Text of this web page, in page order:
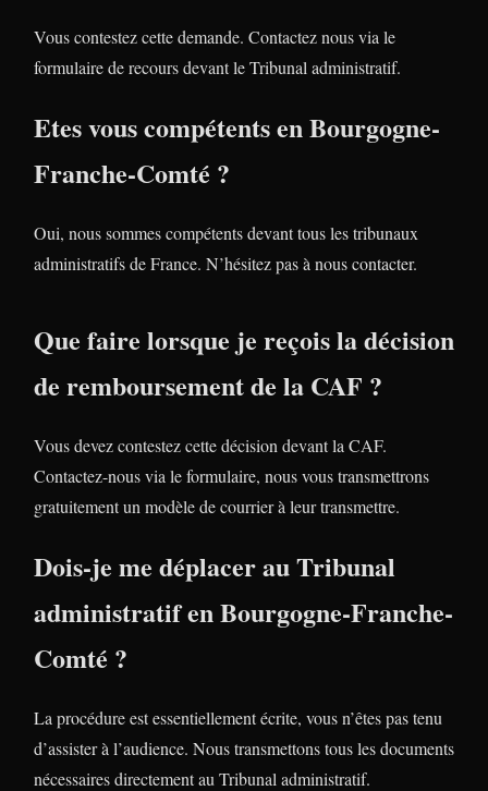
Vous contestez cette demande. Contactez nous via le
formulaire de recours devant le Tribunal administratif.
Etes vous compétents en Bourgogne-
Franche-Comté ?
Oui, nous sommes compétents devant tous les tribunaux
administratifs de France. N’hésitez pas à nous contacter.
Que faire lorsque je reçois la décision
de remboursement de la CAF ?
Vous devez contestez cette décision devant la CAF.
Contactez-nous via le formulaire, nous vous transmettrons
gratuitement un modèle de courrier à leur transmettre.
Dois-je me déplacer au Tribunal
administratif en Bourgogne-Franche-
Comté ?
La procédure est essentiellement écrite, vous n’êtes pas tenu
d’assister à l’audience. Nous transmettons tous les documents
nécessaires directement au Tribunal administratif.